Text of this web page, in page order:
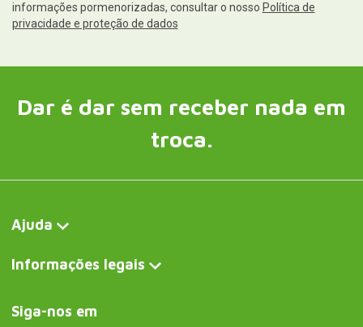
informações pormenorizadas, consultar o nosso Política de
privacidade e proteção de dados
Dar é dar sem receber nada em
troca.
Ajuda
Informações legais
Siga-nos em